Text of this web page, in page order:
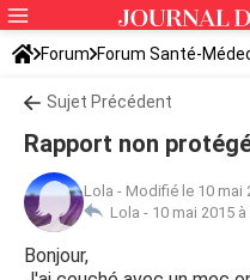
Forum Forum Santé-
Sujet Précédent
Rapport non
Lola - Modifié le 10 mai
Lola - 10 mai 2015 à
Bonjour,